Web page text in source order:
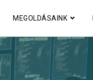
MEGOLDÁSAINK